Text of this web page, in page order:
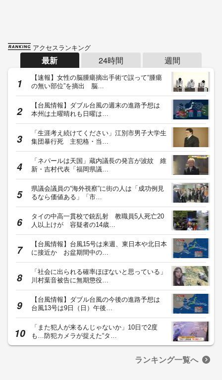
アクセスランキング
最新 24時間 週間
【速報】女性の脳腫瘍摘出手術で誤って“腫瘍
の無い部位”を摘出 脳…
【台風情報】ダブル台風の週末の進路予想は
本州は土曜晴れも日曜は…
「生涯考え続けてください」江別市男子大学生
集団暴行死 主犯格・当…
「ネパールは天国」蔵内議長の発言が波紋 維
新・吉村代表「福岡県議…
県議会議員の“海外視察”に街の人は「成功例見
るなら価値ある」「市…
タイの中高一貫校で銃乱射 教職員5人死亡20
人以上けが 容疑者の14歳…
【台風情報】台風15号は来週、東日本や北日本
に接近か お盆期間中の…
「社会に出られる確率ほぼないと思っている」
川村葉音被告に無期懲役…
【台風情報】ダブル台風の今後の進路予想は
台風13号は9日（日）午後…
「また犯人が来るんじゃないか」10日で2度
も…防犯カメラが捉えた“タ…
ランキング一覧へ